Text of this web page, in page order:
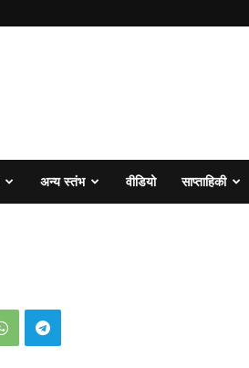
अन्य स्तंभ वीडियो साप्ताहिकी